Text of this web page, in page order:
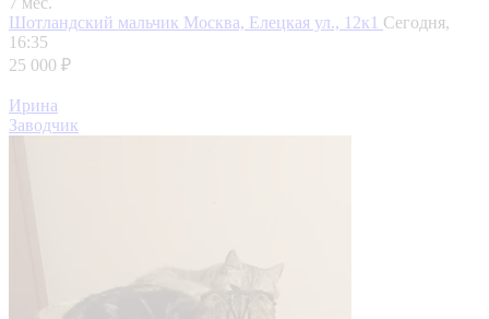
Шотландский мальчик Москва, Елецкая ул., 12к1 Сегодня,
16:35
25 000 ₽
Ирина
Заводчик